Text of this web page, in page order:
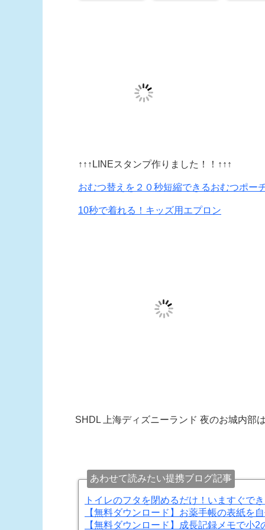
↑↑↑LINEスタンプ作りました！！↑↑↑
おむつ替えを２０秒短縮できるおむつポー
10秒で着れる！キッズ用エプロン
SHDL 上海ディズニーランド 夜のお城内部
あわせて読みたい提携ブログ記事
トイレのフタを閉めるだけ！いますぐで
【無料ダウンロード】お薬手帳の表紙を
【無料ダウンロード】成長記録メモで小